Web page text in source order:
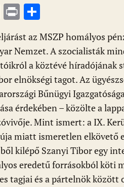
E
m
ai
l
Pr
t
ss
za
m
e
g
az MSZP homályos
Nemzet. A szocialisták
a köztévé híradójának
elnökségi tagot. Az
Bűnügyi
érdekében – közölte a
Mint ismert: a IX.
miatt ismeretlen
kilépő Szanyi Tibor egy
eredetű forrásokból köti
tagjai és a pártelnök